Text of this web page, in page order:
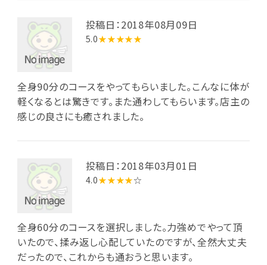
投稿日：2018年08月09日
5.0★★★★★
全身90分のコースをやってもらいました。こんなに体が
軽くなるとは驚きです。また通わしてもらいます。店主の
感じの良さにも癒されました。
投稿日：2018年03月01日
4.0★★★★☆
全身60分のコースを選択しました。力強めでやって頂
いたので、揉み返し心配していたのですが、全然大丈夫
だったので、これからも通おうと思います。